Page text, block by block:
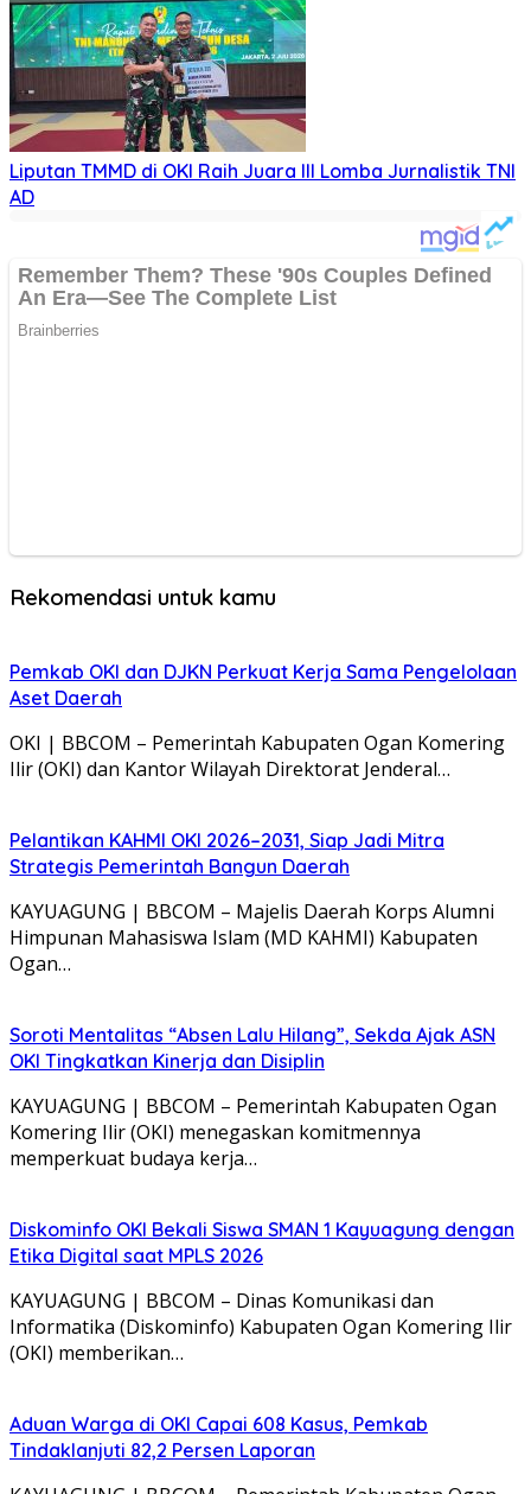
Liputan TMMD di OKI Raih Juara III Lomba Jurnalistik TNI
AD
Rekomendasi untuk kamu
Pemkab OKI dan DJKN Perkuat Kerja Sama Pengelolaan
Aset Daerah
OKI | BBCOM – Pemerintah Kabupaten Ogan Komering
Ilir (OKI) dan Kantor Wilayah Direktorat Jenderal…
Pelantikan KAHMI OKI 2026–2031, Siap Jadi Mitra
Strategis Pemerintah Bangun Daerah
KAYUAGUNG | BBCOM – Majelis Daerah Korps Alumni
Himpunan Mahasiswa Islam (MD KAHMI) Kabupaten
Ogan…
Soroti Mentalitas “Absen Lalu Hilang”, Sekda Ajak ASN
OKI Tingkatkan Kinerja dan Disiplin
KAYUAGUNG | BBCOM – Pemerintah Kabupaten Ogan
Komering Ilir (OKI) menegaskan komitmennya
memperkuat budaya kerja…
Diskominfo OKI Bekali Siswa SMAN 1 Kayuagung dengan
Etika Digital saat MPLS 2026
KAYUAGUNG | BBCOM – Dinas Komunikasi dan
Informatika (Diskominfo) Kabupaten Ogan Komering Ilir
(OKI) memberikan…
Aduan Warga di OKI Capai 608 Kasus, Pemkab
Tindaklanjuti 82,2 Persen Laporan